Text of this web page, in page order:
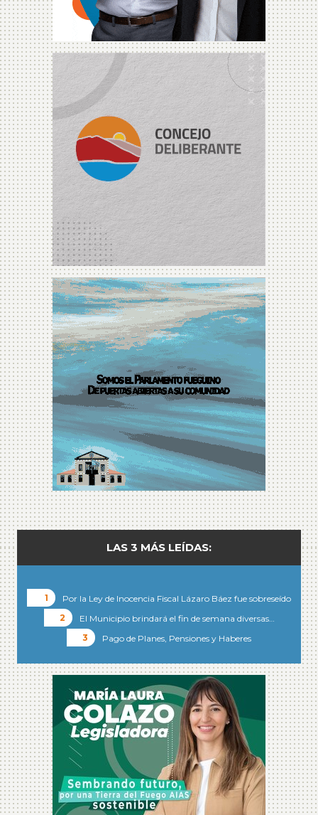
LAS 3 MÁS LEÍDAS:
Por la Ley de Inocencia Fiscal Lázaro Báez fue sobreseído
El Municipio brindará el fin de semana diversas…
Pago de Planes, Pensiones y Haberes